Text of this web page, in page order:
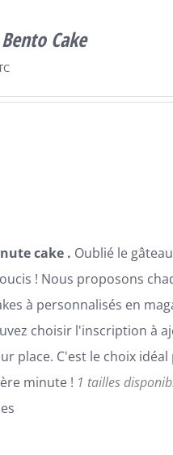
Cake
cake . Oublié le
! Nous proposons
à personnalisés en
choisir l'inscription à
place. C'est le choix
minute ! 1 tailles